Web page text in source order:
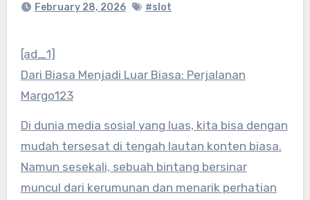
February 28, 2026
#slot
[ad_1]
Dari Biasa Menjadi Luar Biasa: Perjalanan
Margo123
Di dunia media sosial yang luas, kita bisa dengan
mudah tersesat di tengah lautan konten biasa.
Namun sesekali, sebuah bintang bersinar
muncul dari kerumunan dan menarik perhatian